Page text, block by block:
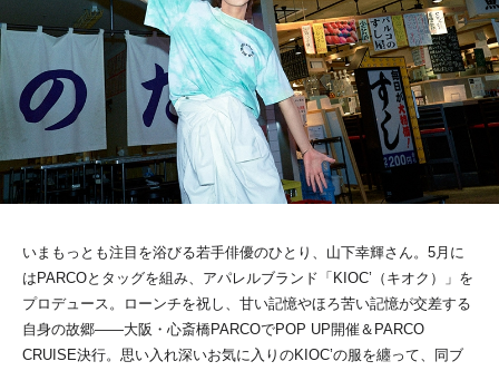
いまもっとも注目を浴びる若手俳優のひとり、山下幸輝さん。5月に
はPARCOとタッグを組み、アパレルブランド「KIOC’（キオク）」を
プロデュース。ローンチを祝し、甘い記憶やほろ苦い記憶が交差する
自身の故郷――大阪・心斎橋PARCOでPOP UP開催＆PARCO
CRUISE決行。思い入れ深いお気に入りのKIOC’の服を纏って、同ブ